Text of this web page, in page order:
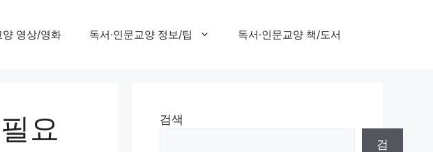
양 영상/영화 독서·인문교양 정보/팁 독서·인문교양 책/도서
요
검색
검